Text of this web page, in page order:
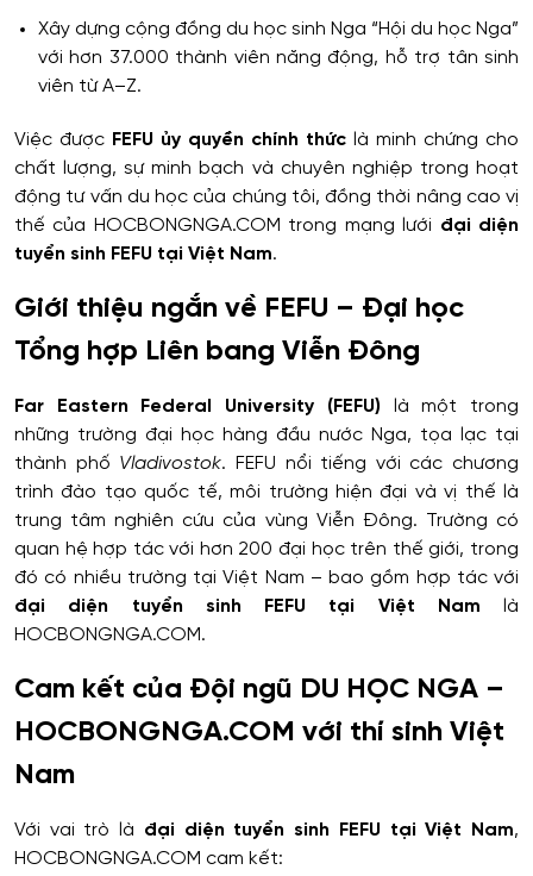
Xây dựng cộng đồng du học sinh Nga “Hội du học Nga”
với hơn 37.000 thành viên năng động, hỗ trợ tân sinh
viên từ A–Z.
Việc được FEFU ủy quyền chính thức là minh chứng cho
chất lượng, sự minh bạch và chuyên nghiệp trong hoạt
động tư vấn du học của chúng tôi, đồng thời nâng cao vị
thế của HOCBONGNGA.COM trong mạng lưới đại diện
tuyển sinh FEFU tại Việt Nam.
Giới thiệu ngắn về FEFU – Đại học
Tổng hợp Liên bang Viễn Đông
Far Eastern Federal University (FEFU) là một trong
những trường đại học hàng đầu nước Nga, tọa lạc tại
thành phố Vladivostok. FEFU nổi tiếng với các chương
trình đào tạo quốc tế, môi trường hiện đại và vị thế là
trung tâm nghiên cứu của vùng Viễn Đông. Trường có
quan hệ hợp tác với hơn 200 đại học trên thế giới, trong
đó có nhiều trường tại Việt Nam – bao gồm hợp tác với
đại diện tuyển sinh FEFU tại Việt Nam là
HOCBONGNGA.COM.
Cam kết của Đội ngũ DU HỌC NGA –
HOCBONGNGA.COM với thí sinh Việt
Nam
Với vai trò là đại diện tuyển sinh FEFU tại Việt Nam,
HOCBONGNGA.COM cam kết: